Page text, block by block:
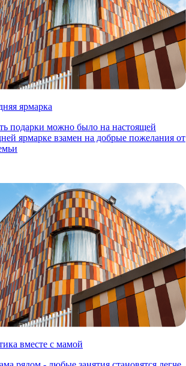
ярмарка
подарки можно было на настоящей
ярмарке взамен на добрые пожелания от
вместе с мамой